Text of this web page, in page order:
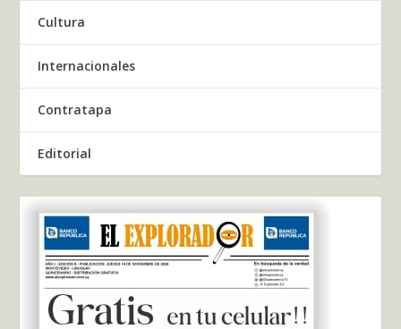
Cultura
Internacionales
Contratapa
Editorial